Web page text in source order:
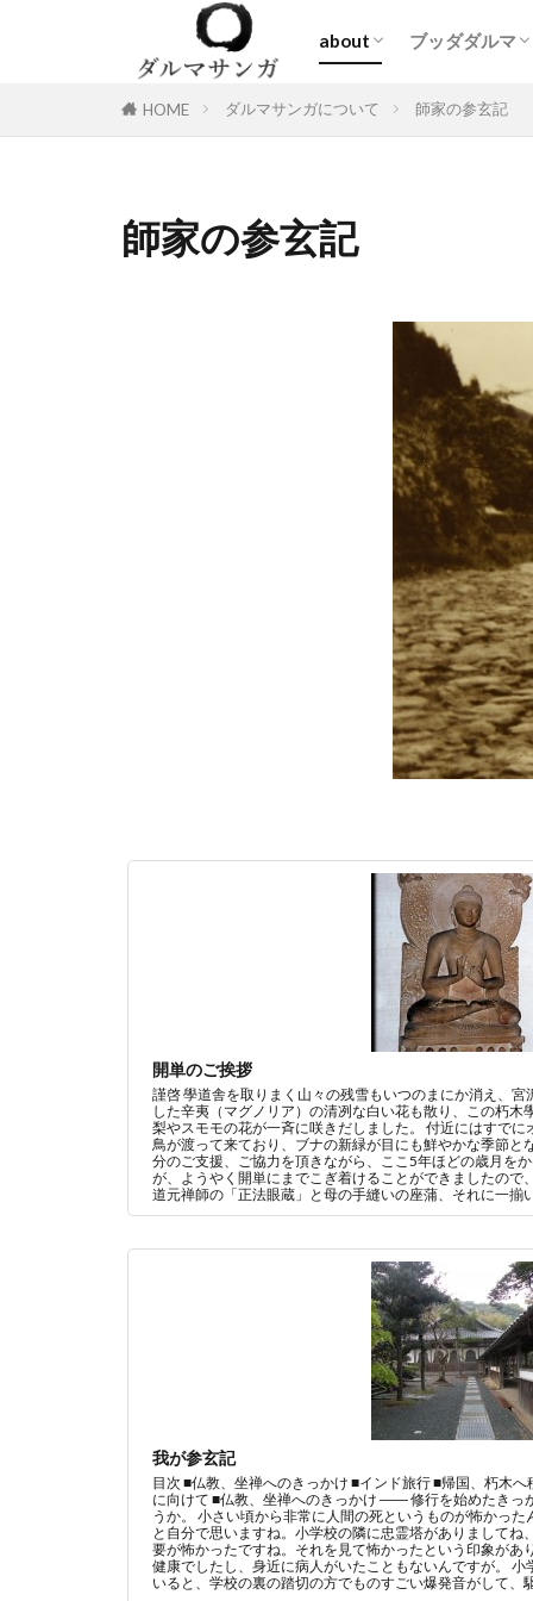
about ブッダダルマ
HOME ダルマサンガについて 師家の参玄記
師家の参玄記
開単のご挨拶
謹啓 學道舎を取りまく山々の残雪もいつのまにか消え、
した辛夷（マグノリア）の清冽な白い花も散り、この朽木
梨やスモモの花が一斉に咲きだしました。 付近にはすで
鳥が渡って来ており、ブナの新緑が目にも鮮やかな季節と
分のご支援、ご協力を頂きながら、ここ5年ほどの歳月を
が、ようやく開単にまでこぎ着けることができましたので
道元禅師の「正法眼蔵」と母の手縫いの座蒲、それに一揃
我が参玄記
目次 ■仏教、坐禅へのきっかけ ■インド旅行 ■帰国、朽木
に向けて ■仏教、坐禅へのきっかけ ―― 修行を始めたきっ
うか。 小さい頃から非常に人間の死というものが怖かっ
と自分で思いますね。小学校の隣に忠霊塔がありましてね
要が怖かったですね。それを見て怖かったという印象があ
健康でしたし、身近に病人がいたこともないんですが。
いると、学校の裏の踏切の方でものすごい爆発音がして、